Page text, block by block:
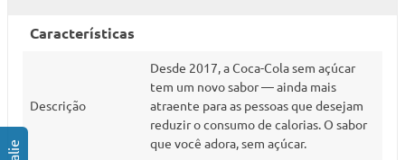
Características
Descrição
Desde 2017, a Coca-Cola sem açúcar
tem um novo sabor — ainda mais
atraente para as pessoas que desejam
reduzir o consumo de calorias. O sabor
que você adora, sem açúcar.